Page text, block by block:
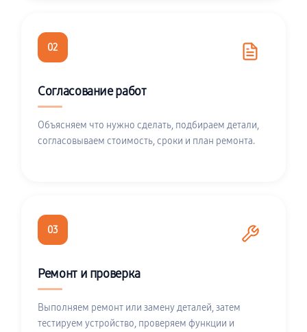
02
Согласование работ
Объясняем что нужно сделать, подбираем детали,
согласовываем стоимость, сроки и план ремонта.
03
Ремонт и проверка
Выполняем ремонт или замену деталей, затем
тестируем устройство, проверяем функции и